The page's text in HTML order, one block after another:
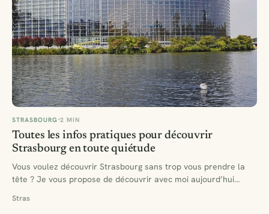
STRASBOURG 2 MIN
Toutes les infos pratiques pour découvrir
Strasbourg en toute quiétude
Vous voulez découvrir Strasbourg sans trop vous prendre la
tête ? Je vous propose de découvrir avec moi aujourd’hui…
Stras